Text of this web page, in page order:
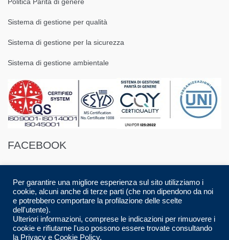
Politica Parità di genere
Sistema di gestione per qualità
Sistema di gestione per la sicurezza
Sistema di gestione ambientale
FACEBOOK
© 2016 Spazio88 S.r.l. p.i. 08283280017 | Developed by
Designed by AdContent | All Rights Reserved.
Per garantire una migliore esperienza sul sito utilizziamo i
cookie, alcuni anche di terze parti (che non dipendono da noi
e potrebbero comportare la profilazione delle scelte
dell'utente).
Ulteriori informazioni, comprese le indicazioni per rimuovere i
cookie e rifiutarne l'uso possono essere trovate consultando
la Privacy e Cookie Policy.